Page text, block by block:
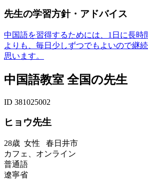
先生の学習方針・アドバイス
中国語を習得するためには、1日に長時
よりも、毎日少しずつでもよいので継
思います。
中国語教室 全国の先生
ID 381025002
ヒョウ先生
28歳 女性 春日井市
カフェ、オンライン
普通語
遼寧省